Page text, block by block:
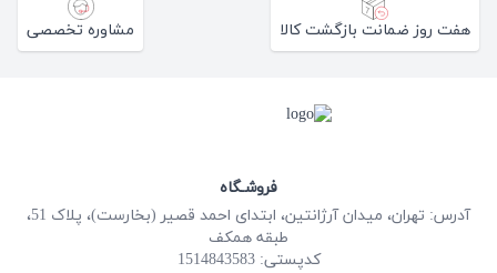
هفت روز ضمانت بازگشت کالا مشاوره تخصصی
فروشـگاه
آدرس: تهران، میدان آرژانتین، ابتدای احمد قصیر (بخارست)، پلاک 51،
طبقه همکف
کدپستی: 1514843583